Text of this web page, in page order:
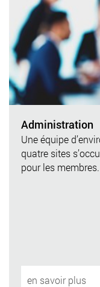
Administration
Une équipe
quatre sites
pour les membres.
en savoir plus